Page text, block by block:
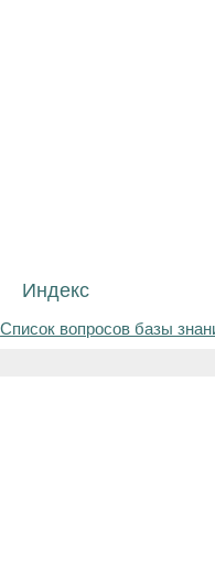
Индекс
Список вопросов базы